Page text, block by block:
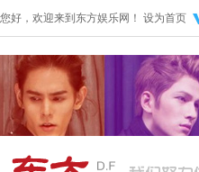
您好，欢迎来到东方娱乐网！ 设为首页